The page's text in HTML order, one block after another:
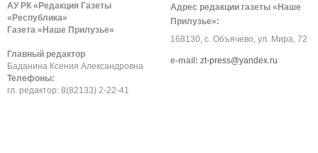
АУ РК «Редакция Газеты
«Республика»
Газета «Наше Прилузье»
Главный редактор
Баданина Ксения Александровна
Телефоны:
гл. редактор: 8(82133) 2-22-41
Адрес редакции газеты «Наше
Прилузье»:
168130, с. Объячево, ул. Мира, 72
е-mail: zt-press@yandex.ru